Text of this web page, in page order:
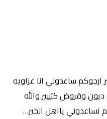
ارجوكم ساعدوني انا غزاويه
وقروض كتييير والله
تساعدوني يااهل الخير…